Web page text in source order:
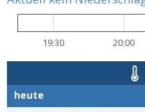
19:30 20:00
heute